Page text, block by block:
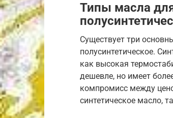
Типы масла
Существует три
полусинтетическое.
как высокая
дешевле, но имеет
компромисс между
синтетическое масло,